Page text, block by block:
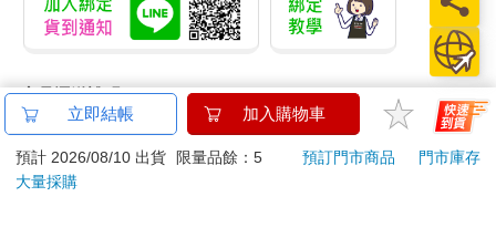
商品運送說明：
本公司所提供的產品配送區域範圍目前僅限台灣本島。注
意！收件地址請勿為郵政信箱。
商品將由廠商透過貨運或是郵局寄送。消費者訂購之商品若
立即結帳 加入購物車
預計 2026/08/10 出貨 限量品餘：5 預訂門市商品
門市庫存
大量採購